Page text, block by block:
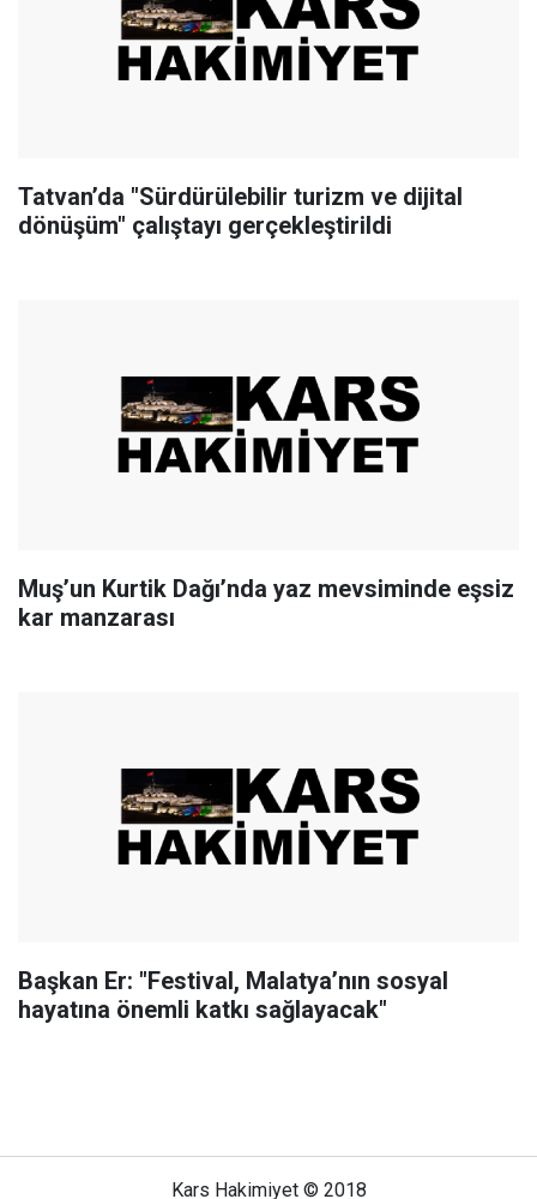
Tatvan’da "Sürdürülebilir turizm ve dijital
dönüşüm" çalıştayı gerçekleştirildi
Muş’un Kurtik Dağı’nda yaz mevsiminde eşsiz
kar manzarası
Başkan Er: "Festival, Malatya’nın sosyal
hayatına önemli katkı sağlayacak"
Kars Hakimiyet © 2018